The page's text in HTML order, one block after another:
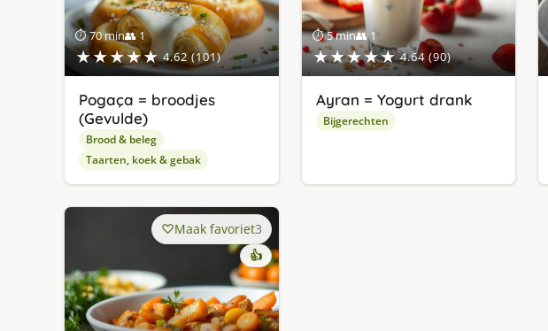
⏱ 70 min👥 1
★★★★★ 4.62 (101)
Pogaça = broodjes
(Gevulde)
Brood & beleg
Taarten, koek & gebak
⏱ 5 min👥 1
★★★★★ 4.64 (90)
Ayran = Yogurt drank
Bijgerechten
Maak favoriet3
👍